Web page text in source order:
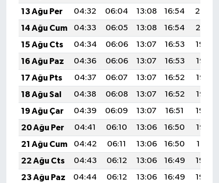
13 Ağu Per
04:32 06:04 13:08 16:54
20:02
14 Ağu Cum
04:33 06:05 13:08 16:54
20:01
15 Ağu Cts
04:34 06:06 13:07 16:53
19:59
16 Ağu Paz
04:36 06:06 13:07 16:53
19:58
17 Ağu Pts
04:37 06:07 13:07 16:52
19:57
18 Ağu Sal
04:38 06:08 13:07 16:52
19:55
19 Ağu Çar
04:39 06:09 13:07 16:51
19:54
20 Ağu Per
04:41 06:10 13:06 16:50
19:53
21 Ağu Cum
04:42 06:11 13:06 16:50
19:51
22 Ağu Cts
04:43 06:12 13:06 16:49
19:50
23 Ağu Paz
04:44 06:12 13:06 16:49
19:49